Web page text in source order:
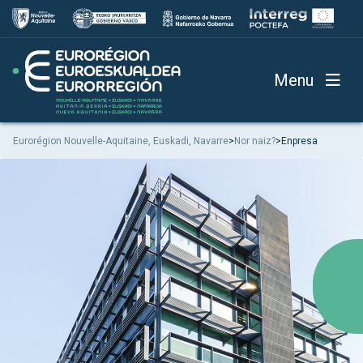
Menu
Eurorégion Nouvelle-Aquitaine, Euskadi, Navarre>Nor naiz?>Enpresa